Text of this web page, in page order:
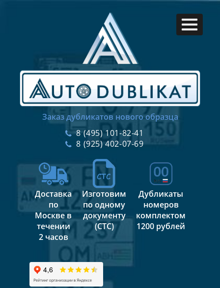
Заказ дубликатов нового образца
8 (495) 101-82-41
8 (925) 402-07-69
Доставка
по
Москве в
течении
2 часов
Изготовим
по одному
документу
(СТС)
Дубликаты
номеров
комплектом
1200 рублей